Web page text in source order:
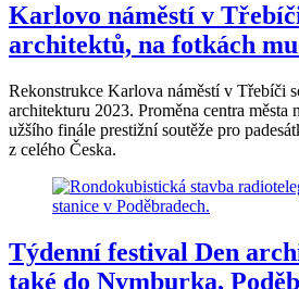
Karlovo náměstí v
architektů, na fotkách
Rekonstrukce Karlova náměstí v Třebíči
architekturu 2023. Proměna centra města
užšího finále prestižní soutěže pro
z celého Česka.
Týdenní festival Den
také do Nymburka,